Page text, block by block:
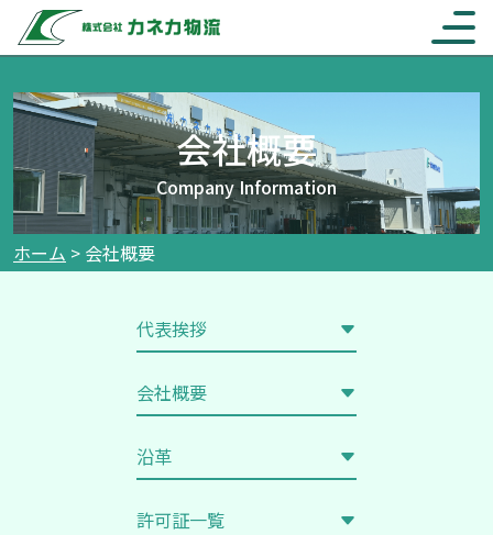
ホーム
運送事業
電動移動ラックシステム
保管品内容
会社概要
Company Information
ホーム > 会社概要
代表挨拶
会社概要
沿革
許可証一覧